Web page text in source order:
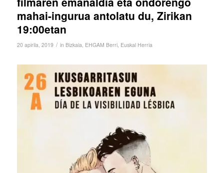
mahai-ingurua antolatu du, Zirikan
19:00etan
20 apirila, 2019 / in Bizkaia, EHGAM Berri, Euskal Herria